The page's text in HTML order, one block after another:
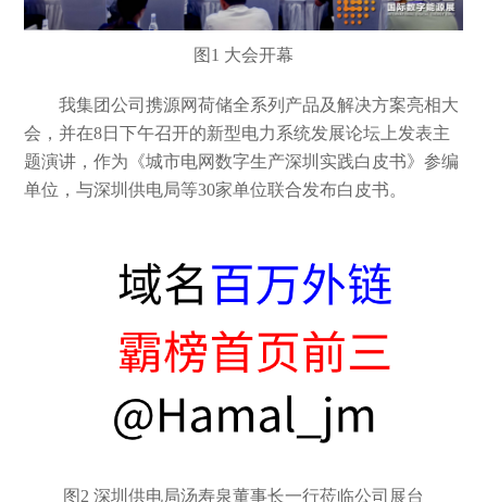
图1 大会开幕
我集团公司携源网荷储全系列产品及解决方案亮相大
会，并在8日下午召开的新型电力系统发展论坛上发表主
题演讲，作为《城市电网数字生产深圳实践白皮书》参编
单位，与深圳供电局等30家单位联合发布白皮书。
图 2 深圳供电局汤寿泉董事长一行莅临公司展台